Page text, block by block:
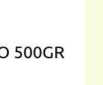
500GR